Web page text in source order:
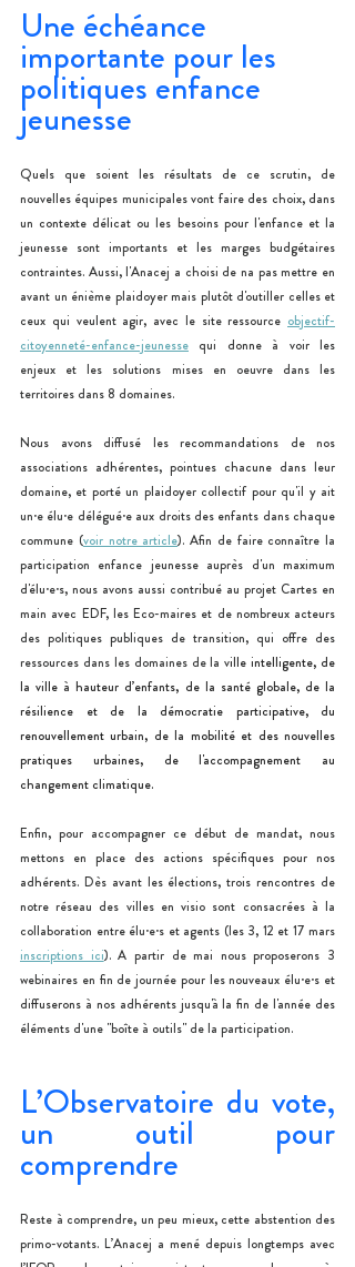
Une échéance
importante pour les
politiques enfance
jeunesse
Quels que soient les résultats de ce scrutin, de
nouvelles équipes municipales vont faire des choix, dans
un contexte délicat ou les besoins pour l'enfance et la
jeunesse sont importants et les marges budgétaires
contraintes. Aussi, l'Anacej a choisi de na pas mettre en
avant un énième plaidoyer mais plutôt d'outiller celles et
ceux qui veulent agir, avec le site ressource objectif-
citoyenneté-enfance-jeunesse qui donne à voir les
enjeux et les solutions mises en oeuvre dans les
territoires dans 8 domaines.
Nous avons diffusé les recommandations de nos
associations adhérentes, pointues chacune dans leur
domaine, et porté un plaidoyer collectif pour qu'il y ait
un·e élu·e délégué·e aux droits des enfants dans chaque
commune (voir notre article). Afin de faire connaître la
participation enfance jeunesse auprès d'un maximum
d'élu·e·s, nous avons aussi contribué au projet Cartes en
main avec EDF, les Eco-maires et de nombreux acteurs
des politiques publiques de transition, qui offre des
ressources dans les domaines de la ville intelligente, de
la ville à hauteur d’enfants, de la santé globale, de la
résilience et de la démocratie participative, du
renouvellement urbain, de la mobilité et des nouvelles
pratiques urbaines, de l'accompagnement au
changement climatique.
Enfin, pour accompagner ce début de mandat, nous
mettons en place des actions spécifiques pour nos
adhérents. Dès avant les élections, trois rencontres de
notre réseau des villes en visio sont consacrées à la
inscriptions ici). A partir de mai nous proposerons 3
webinaires en fin de journée pour les nouveaux élu·e·s et
diffuserons à nos adhérents jusqu'à la fin de l'année des
éléments d'une "boîte à outils" de la participation.
L’Observatoire du vote,
un outil pour
comprendre
Reste à comprendre, un peu mieux, cette abstention des
primo-votants. L’Anacej a mené depuis longtemps avec